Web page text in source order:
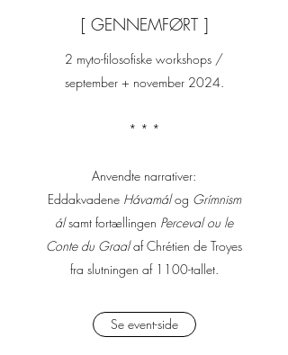
[ GENNEMFØRT ]
2 myto-filosofiske workshops /
september + november 2024.
* * *
Anvendte narrativer:
Eddakvadene Hávamálog Grímnism
álsamt fortællingen Perceval ou le
Conte du Graalaf Chrétien de Troyes
fra slutningen af 1100-tallet.
Se event-side